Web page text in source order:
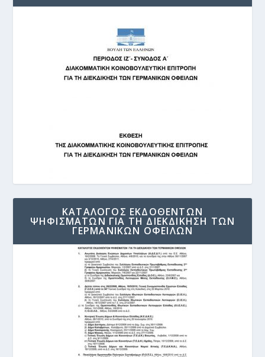
ΚΑΤΑΛΟΓΟΣ ΕΚΔΟΘΕΝΤΩΝ
ΨΗΦΙΣΜΑΤΩΝ ΓΙΑ ΤΗ ΔΙΕΚΔΙΚΗΣΗ ΤΩΝ
ΓΕΡΜΑΝΙΚΩΝ ΟΦΕΙΛΩΝ